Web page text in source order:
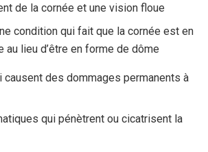
de la cornée et une vision floue
condition qui fait que la cornée est en
au lieu d’être en forme de dôme
causent des dommages permanents à
qui pénètrent ou cicatrisent la